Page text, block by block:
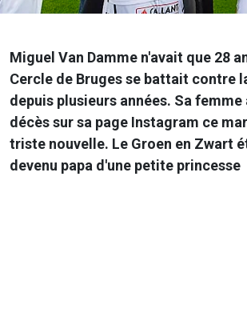
Miguel Van Damme n'avait que 28
Cercle de Bruges se battait contre
depuis plusieurs années. Sa femme
décès sur sa page Instagram ce
triste nouvelle. Le Groen en Zwart
devenu papa d'une petite princesse